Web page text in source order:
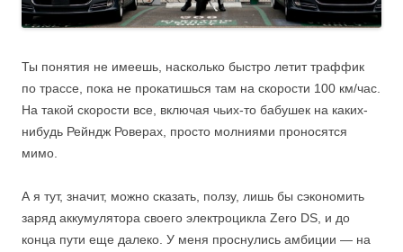
Ты понятия не имеешь, насколько быстро летит траффик
по трассе, пока не прокатишься там на скорости 100 км/час.
На такой скорости все, включая чьих-то бабушек на каких-
нибудь Рейндж Роверах, просто молниями проносятся
мимо.
А я тут, значит, можно сказать, ползу, лишь бы сэкономить
заряд аккумулятора своего электроцикла Zero DS, и до
конца пути еще далеко. У меня проснулись амбиции — на